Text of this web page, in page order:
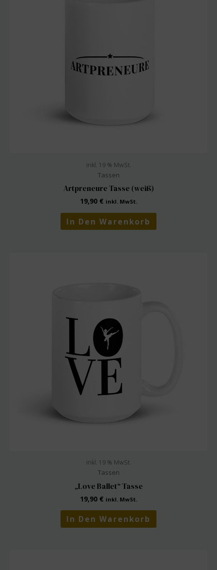
inkl. 19 % MwSt.
Tassen
Artpreneure Tasse (weiß)
19,90 € inkl. MwSt.
In Den Warenkorb
inkl. 19 % MwSt.
Tassen
„Love Ballet“ Tasse
19,90 € inkl. MwSt.
In Den Warenkorb